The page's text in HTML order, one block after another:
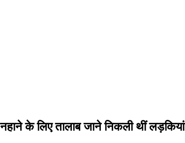
के लिए तालाब जाने निकली थीं लड़कियां